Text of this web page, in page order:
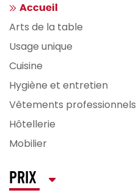
Accueil
Arts de la table
Usage unique
Cuisine
Hygiène et entretien
Vêtements professionnels
Hôtellerie
Mobilier
PRIX